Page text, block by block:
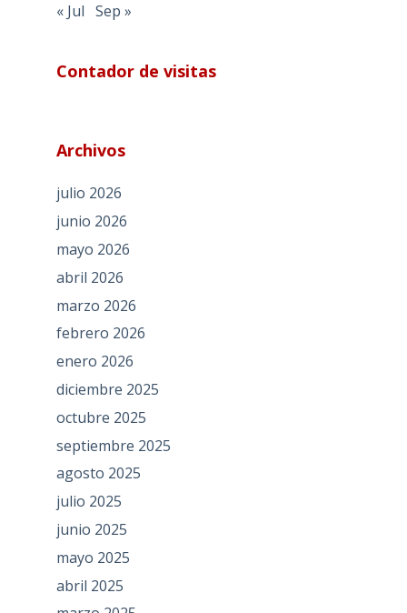
« Jul Sep »
Contador de visitas
Archivos
julio 2026
junio 2026
mayo 2026
abril 2026
marzo 2026
febrero 2026
enero 2026
diciembre 2025
octubre 2025
septiembre 2025
agosto 2025
julio 2025
junio 2025
mayo 2025
abril 2025